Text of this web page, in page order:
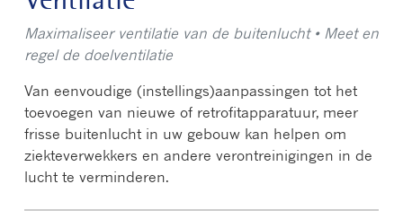
Maximaliseer ventilatie van de buitenlucht • Meet en
regel de doelventilatie
Van eenvoudige (instellings)aanpassingen tot het
toevoegen van nieuwe of retrofitapparatuur, meer
frisse buitenlucht in uw gebouw kan helpen om
ziekteverwekkers en andere verontreinigingen in de
lucht te verminderen.